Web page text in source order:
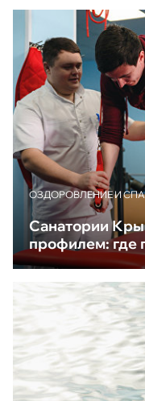
ОЗДОРОВЛЕНИЕ И СПА
Санатории
профилем: где